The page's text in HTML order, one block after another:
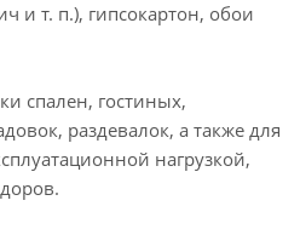
и т. п.), гипсокартон, обои
спален, гостиных,
раздевалок, а также для
нагрузкой,